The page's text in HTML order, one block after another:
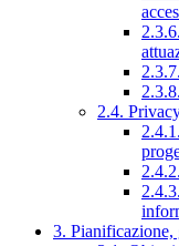
2.4.
3. Pianificazione,